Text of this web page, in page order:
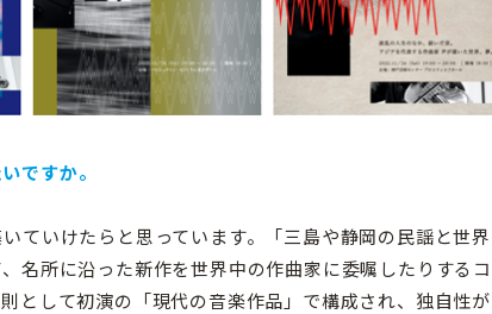
ですか。
ていけたらと思っています。「三島や静岡の民謡と世界
名所に沿った新作を世界中の作曲家に委嘱したりするコ
として初演の「現代の音楽作品」で構成され、独自性が